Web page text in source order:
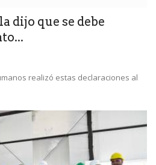
dijo que se debe
realizó estas declaraciones al